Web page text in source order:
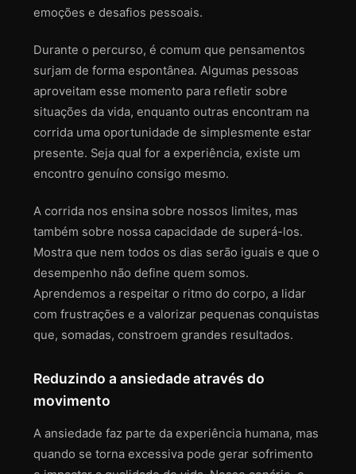
emoções e desafios pessoais.
Durante o percurso, é comum que pensamentos
surjam de forma espontânea. Algumas pessoas
aproveitam esse momento para refletir sobre
situações da vida, enquanto outras encontram na
corrida uma oportunidade de simplesmente estar
presente. Seja qual for a experiência, existe um
encontro genuíno consigo mesmo.
A corrida nos ensina sobre nossos limites, mas
também sobre nossa capacidade de superá-los.
Mostra que nem todos os dias serão iguais e que o
desempenho não define quem somos.
Aprendemos a respeitar o ritmo do corpo, a lidar
com frustrações e a valorizar pequenas conquistas
que, somadas, constroem grandes resultados.
Reduzindo a ansiedade através do
movimento
A ansiedade faz parte da experiência humana, mas
quando se torna excessiva pode gerar sofrimento